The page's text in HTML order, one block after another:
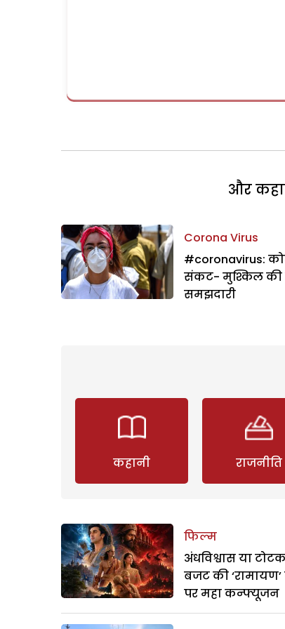
और
Corona Virus
#coronavirus:
संकट- मुश्किल की
समझदारी
कहानी राजनीति
फिल्म
अंधविश्वास या
बजट की
पर महा कन्फ्यूजन